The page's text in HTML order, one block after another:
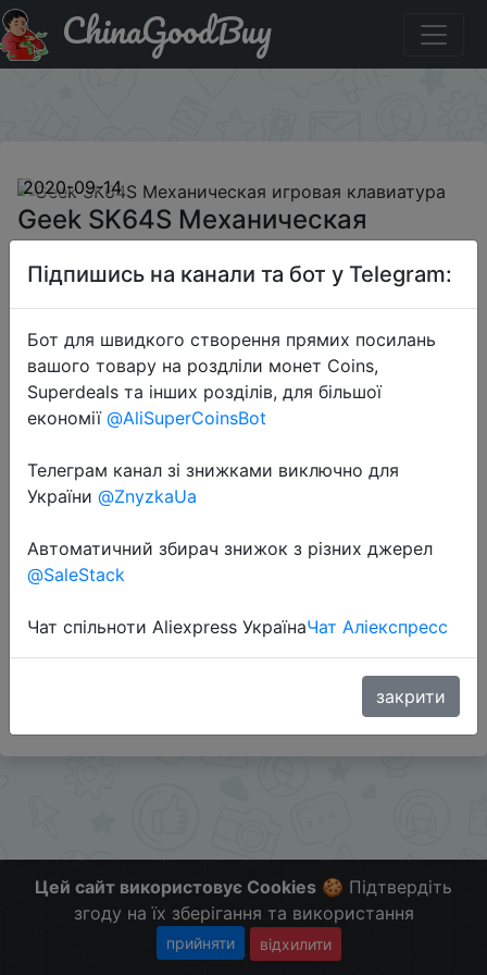
Придбати по знижці BGCN64 Geek SK64S
Механическая игровая клавиатура
ChinaGoodBuy
2020-09-14
Geek SK64S Механическая
игровая клавиатура
$74.39
Промокод:
Слідкуйте за знижками на мобільному, в телеграм
Цей сайт використовує Cookies 🍪 Підтвердіть
згоду на їх зберігання та використання
прийняти відхилити
Підпишись на канали та бот у Telegram:
Бот для швидкого створення прямих посилань
вашого товару на роздліли монет Coins,
Superdeals та інших розділів, для більшої
економії @AliSuperCoinsBot
Телеграм канал зі знижками виключно для
України @ZnyzkaUa
Автоматичний збирач знижок з різних джерел
@SaleStack
Чат спільноти Aliexpress УкраїнаЧат Аліекспресс
закрити